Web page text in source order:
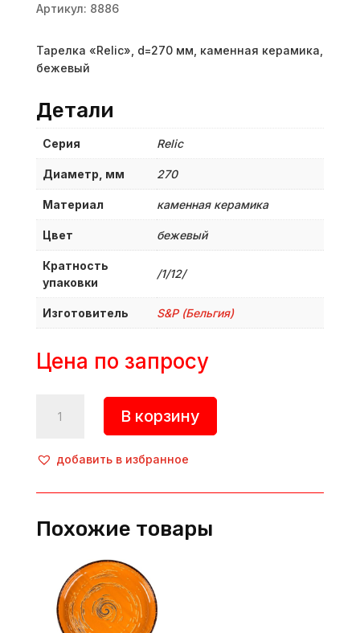
Артикул: 8886
Тарелка «Relic», d=270 мм, каменная керамика,
бежевый
Детали
Серия Relic
Диаметр, мм 270
Материал каменная керамика
Цвет бежевый
Кратность
упаковки
/1/12/
Изготовитель S&P (Бельгия)
Цена по запросу
товара
«Relic»,
мм,
керамика,
(Бельгия)
В корзину
добавить в избранное
Похожие товары